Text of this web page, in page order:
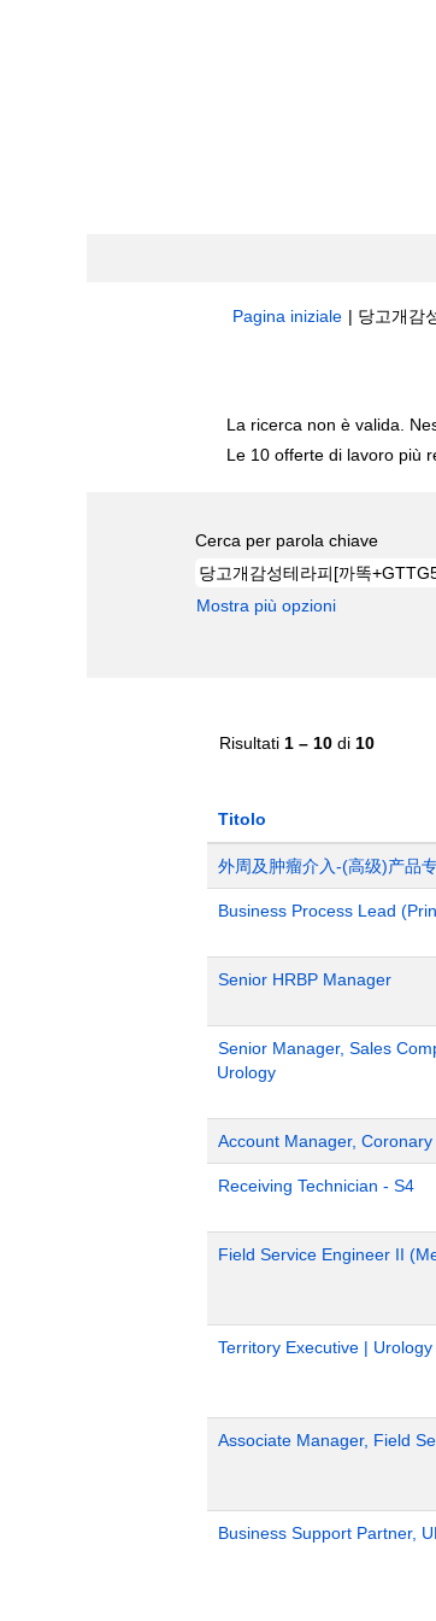
Pagina iniziale | 당고개감
La ricerca non è valida.
Le 10 offerte di lavoro più
Cerca per parola chiave
Mostra più opzioni
Risultati 1 – 10 di 10
Titolo
外周及肿瘤介入-(高级)产品
Business Process Lead
Senior HRBP Manager
Senior Manager, Sales
Urology
Account Manager,
Receiving Technician - S4
Field Service Engineer II
Territory Executive |
Associate Manager, Field
Business Support Partner,